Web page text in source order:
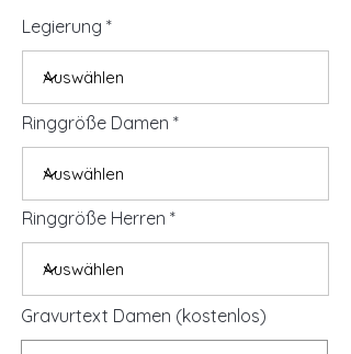
Legierung
Ringgröße Damen
Ringgröße Herren
Gravurtext Damen (kostenlos)